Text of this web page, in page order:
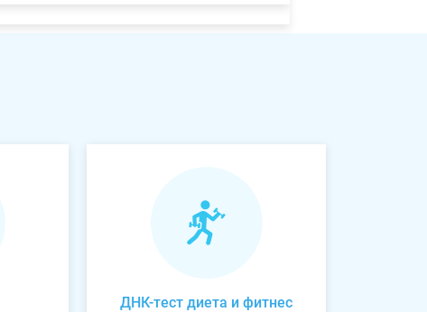
ДНК-тест диета и фитнес